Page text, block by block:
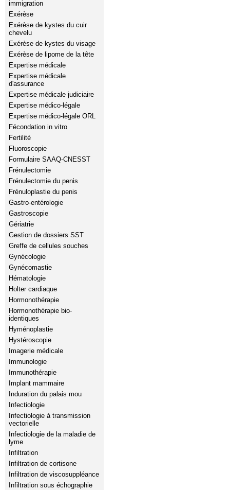
immigration
Exérèse
Exérèse de kystes du cuir
chevelu
Exérèse de kystes du visage
Exérèse de lipome de la tête
Expertise médicale
Expertise médicale
d'assurance
Expertise médicale judiciaire
Expertise médico-légale
Expertise médico-légale ORL
Fécondation in vitro
Fertilité
Fluoroscopie
Formulaire SAAQ-CNESST
Frénulectomie
Frénulectomie du penis
Frénuloplastie du penis
Gastro-entérologie
Gastroscopie
Gériatrie
Gestion de dossiers SST
Greffe de cellules souches
Gynécologie
Gynécomastie
Hématologie
Holter cardiaque
Hormonothérapie
Hormonothérapie bio-
identiques
Hyménoplastie
Hystéroscopie
Imagerie médicale
Immunologie
Immunothérapie
Implant mammaire
Induration du palais mou
Infectiologie
Infectiologie à transmission
vectorielle
Infectiologie de la maladie de
lyme
Infiltration
Infiltration de cortisone
Infiltration de viscosuppléance
Infiltration sous échographie